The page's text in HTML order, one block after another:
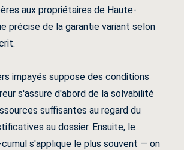
aux propriétaires de Haute-
précise de la garantie variant selon
impayés suppose des conditions
s'assure d'abord de la solvabilité
suffisantes au regard du
au dossier. Ensuite, le
s'applique le plus souvent — on